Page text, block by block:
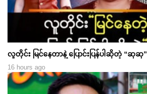
လူတိုင်း မြင်နေတာနဲ့ ပြောင်းပြန်ပါဆိုတဲ့ “ဆုဆု”
16 hours ago